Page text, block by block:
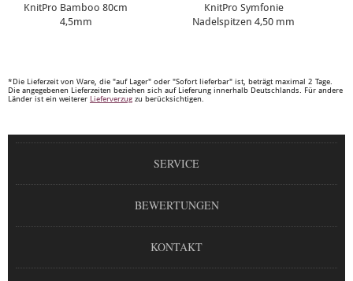
KnitPro Bamboo 80cm
4,5mm
KnitPro Symfonie
Nadelspitzen 4,50 mm
*Die Lieferzeit von Ware, die "auf Lager" oder "Sofort lieferbar" ist, beträgt maximal 2 Tage.
Die angegebenen Lieferzeiten beziehen sich auf Lieferung innerhalb Deutschlands. Für andere
Länder ist ein weiterer Lieferverzug zu berücksichtigen.
SERVICE
BEWERTUNGEN
KONTAKT